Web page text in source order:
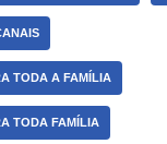
TODA A FAMÍLIA
TODA FAMÍLIA